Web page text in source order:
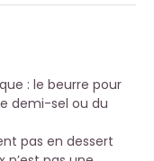
: le beurre pour
demi-sel ou du
pas en dessert